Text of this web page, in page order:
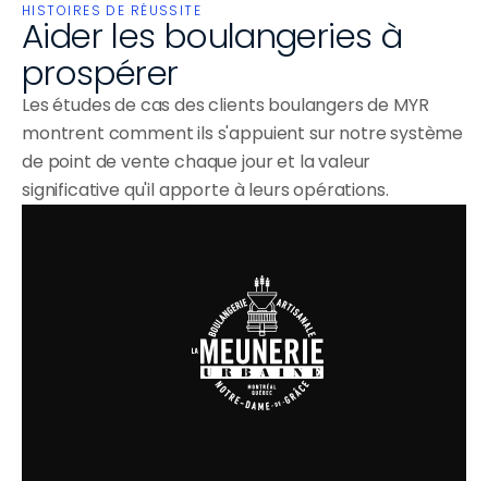
HISTOIRES DE RÉUSSITE
Aider les boulangeries à
prospérer
Les études de cas des clients boulangers de MYR
montrent comment ils s'appuient sur notre système
de point de vente chaque jour et la valeur
significative qu'il apporte à leurs opérations.